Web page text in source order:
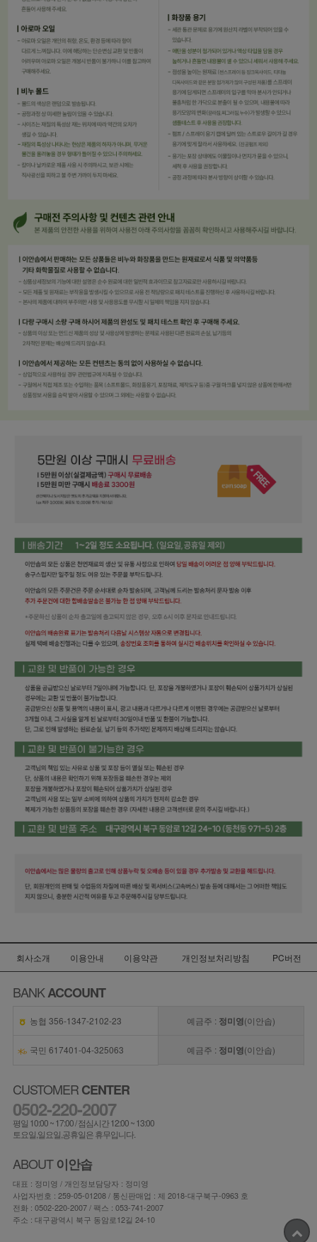
회사소개 이용안내 이용약관 개인정보처리방침 PC버전
BANKACCOUNT
농협 356-1347-2102-23 예금주 : 정미영(이안솝)
국민 617401-04-325063 예금주 : 정미영(이안솝)
CUSTOMERCENTER
0502-220-2007
평일 10:00 ~ 17:00 / 점심시간 12:00 ~ 13:00
토요일,일요일,공휴일은 휴무입니다.
ABOUT이안솝
대표 : 정미영 / 개인정보담당자 : 정미영
사업자번호 : 259-05-01208 / 통신판매업 : 제 2018-대구북구-0963 호
전화 : 0502-220-2007/ 팩스 : 053-741-2007
주소 : 대구광역시 북구 동암로12길 24-10